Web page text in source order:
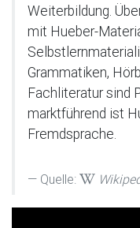
Weiterbildung.
mit Hueber-
Grammatiken,
Fachliteratur sind
marktführend ist
Fremdsprache.
Quelle: